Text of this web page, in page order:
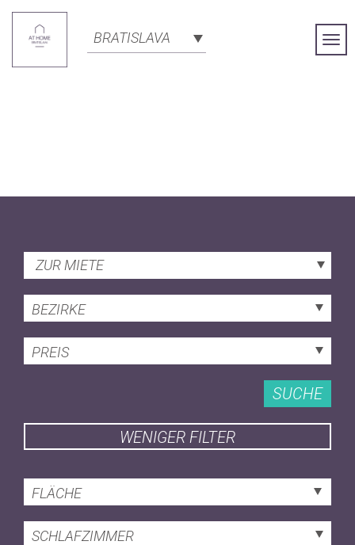
BRATISLAVA
ZUR MIETE
BEZIRKE
PREIS
SUCHE
WENIGER FILTER
FLÄCHE
SCHLAFZIMMER